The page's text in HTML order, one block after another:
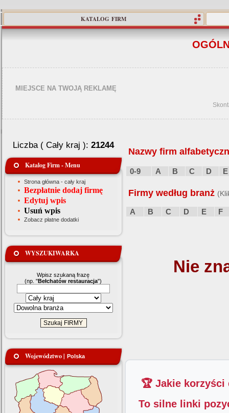
KATALOG FIRM
MIEJSCE NA TWOJĄ REKLAMĘ
Liczba ( Cały kraj ): 21244
Katalog Firm - Menu
Strona główna - cały kraj
Bezpłatnie dodaj firmę
Edytuj wpis
Usuń wpis
Zobacz płatne dodatki
WYSZUKIWARKA
Wpisz szukaną frazę
(np. "Bełchatów restauracja")
Województwo | Polska
Nazwy firm
0-9 A B C D E
Firmy według branż
A B C D E F
Nie
🏆 Jakie korzyści
To silne linki